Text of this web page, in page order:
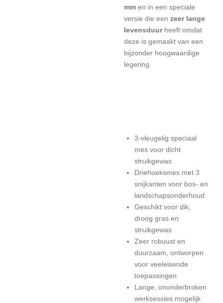
mm en in een speciale
versie die een zeer lange
levensduur heeft omdat
deze is gemaakt van een
bijzonder hoogwaardige
legering.
3-vleugelig speciaal
mes voor dicht
struikgewas
Driehoeksmes met 3
snijkanten voor bos- en
landschapsonderhoud
Geschikt voor dik,
droog gras en
struikgewas
Zeer robuust en
duurzaam, ontworpen
voor veeleisende
toepassingen
Lange, ononderbroken
werksessies mogelijk